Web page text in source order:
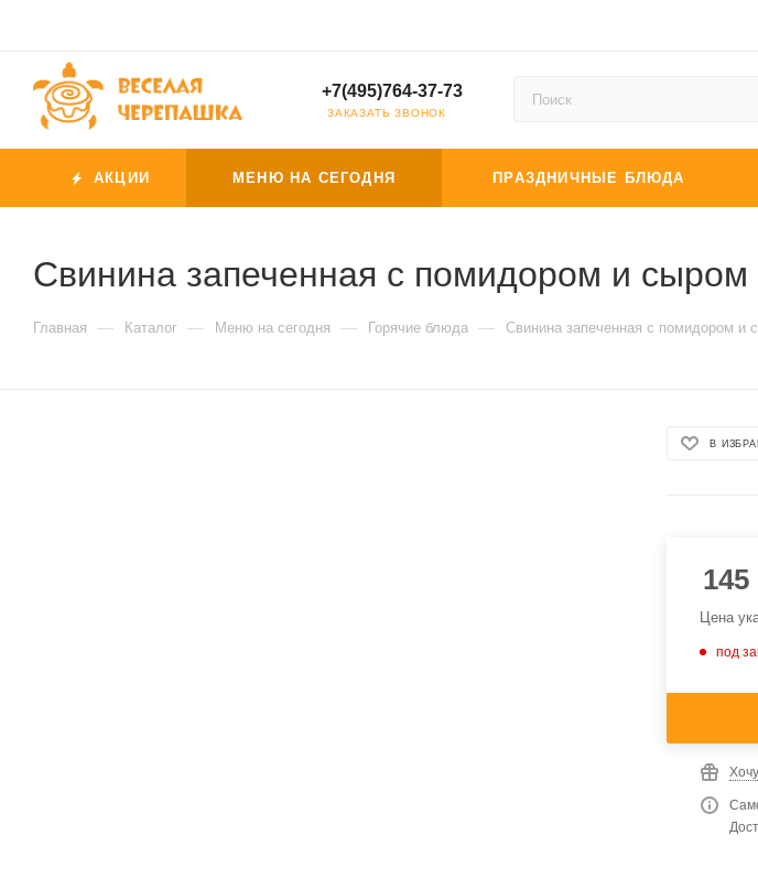
+7(495)764-37-73
ЗАКАЗАТЬ ЗВОНОК
АКЦИИ МЕНЮ НА СЕГОДНЯ ПРАЗДНИЧНЫЕ БЛЮДА
Свинина запеченная с помидором и
Главная — Каталог — Меню на сегодня — Горячие блюда — Свинина запеченная с помидором и
В
145
Цена
под